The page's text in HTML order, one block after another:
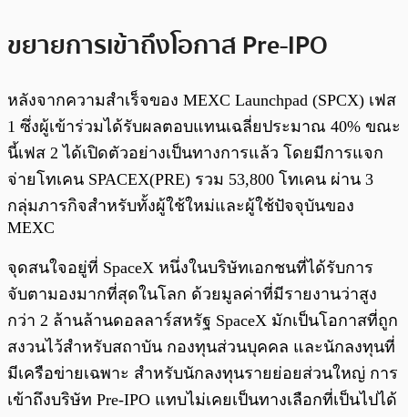
ขยายการเข้าถึงโอกาส Pre-IPO
หลังจากความสำเร็จของ MEXC Launchpad (SPCX) เฟส
1 ซึ่งผู้เข้าร่วมได้รับผลตอบแทนเฉลี่ยประมาณ 40% ขณะ
นี้เฟส 2 ได้เปิดตัวอย่างเป็นทางการแล้ว โดยมีการแจก
จ่ายโทเคน SPACEX(PRE) รวม 53,800 โทเคน ผ่าน 3
กลุ่มภารกิจสำหรับทั้งผู้ใช้ใหม่และผู้ใช้ปัจจุบันของ
MEXC
จุดสนใจอยู่ที่ SpaceX หนึ่งในบริษัทเอกชนที่ได้รับการ
จับตามองมากที่สุดในโลก ด้วยมูลค่าที่มีรายงานว่าสูง
กว่า 2 ล้านล้านดอลลาร์สหรัฐ SpaceX มักเป็นโอกาสที่ถูก
สงวนไว้สำหรับสถาบัน กองทุนส่วนบุคคล และนักลงทุนที่
มีเครือข่ายเฉพาะ สำหรับนักลงทุนรายย่อยส่วนใหญ่ การ
เข้าถึงบริษัท Pre-IPO แทบไม่เคยเป็นทางเลือกที่เป็นไปได้